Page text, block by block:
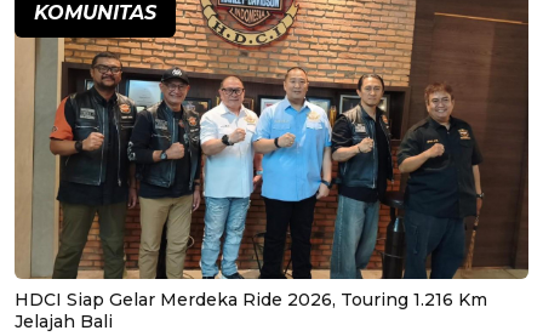
KOMUNITAS
HDCI Siap Gelar Merdeka Ride 2026, Touring 1.216 Km
Jelajah Bali